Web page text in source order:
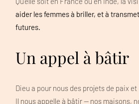
aider les femmes à briller, et à
futures.
Un appel à bâtir
Dieu a pour nous des projets de paix
Il nous appelle à bâtir — nos maisons,